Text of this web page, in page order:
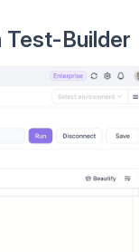
Test-Builder